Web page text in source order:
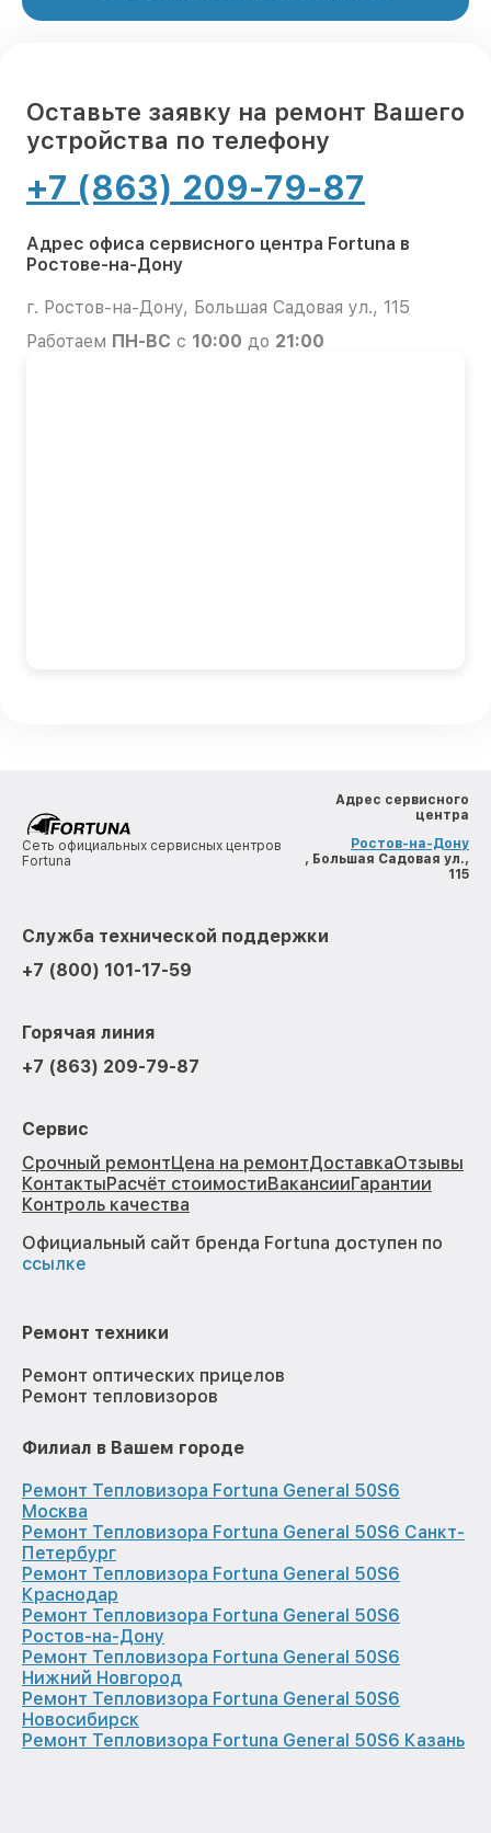
Оставьте заявку на ремонт Вашего
устройства по телефону
+7 (863) 209-79-87
Адрес офиса сервисного центра Fortuna в
Ростове-на-Дону
г. Ростов-на-Дону, Большая Садовая ул., 115
Работаем ПН-ВС с 10:00 до 21:00
Сеть официальных сервисных центров
Fortuna
Адрес сервисного
центра
Ростов-на-Дону
, Большая Садовая ул.,
115
Служба технической поддержки
+7 (800) 101-17-59
Горячая линия
+7 (863) 209-79-87
Сервис
Срочный ремонтЦена на ремонтДоставкаОтзывы
КонтактыРасчёт стоимостиВакансииГарантии
Контроль качества
Официальный сайт бренда Fortuna доступен по
ссылке
Ремонт техники
Ремонт оптических прицелов
Ремонт тепловизоров
Филиал в Вашем городе
Ремонт Тепловизора Fortuna General 50S6
Москва
Ремонт Тепловизора Fortuna General 50S6 Санкт-
Петербург
Ремонт Тепловизора Fortuna General 50S6
Краснодар
Ремонт Тепловизора Fortuna General 50S6
Ростов-на-Дону
Ремонт Тепловизора Fortuna General 50S6
Нижний Новгород
Ремонт Тепловизора Fortuna General 50S6
Новосибирск
Ремонт Тепловизора Fortuna General 50S6 Казань